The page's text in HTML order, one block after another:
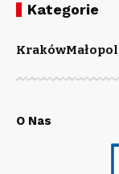
Kategorie
Kraków
O Nas